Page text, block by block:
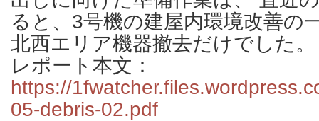
ると、3号機の建屋内環境改善の
北西エリア機器撤去だけでした。
レポート本文：
https://
05-debris-02.pdf